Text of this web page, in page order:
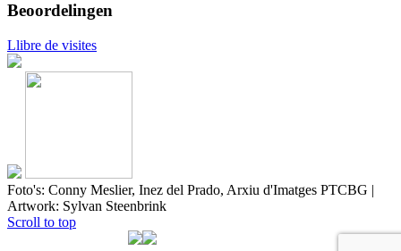
Beoordelingen
Llibre de visites
Foto's: Conny Meslier, Inez del Prado, Arxiu d'Imatges PTCBG |
Artwork: Sylvan Steenbrink
Scroll to top